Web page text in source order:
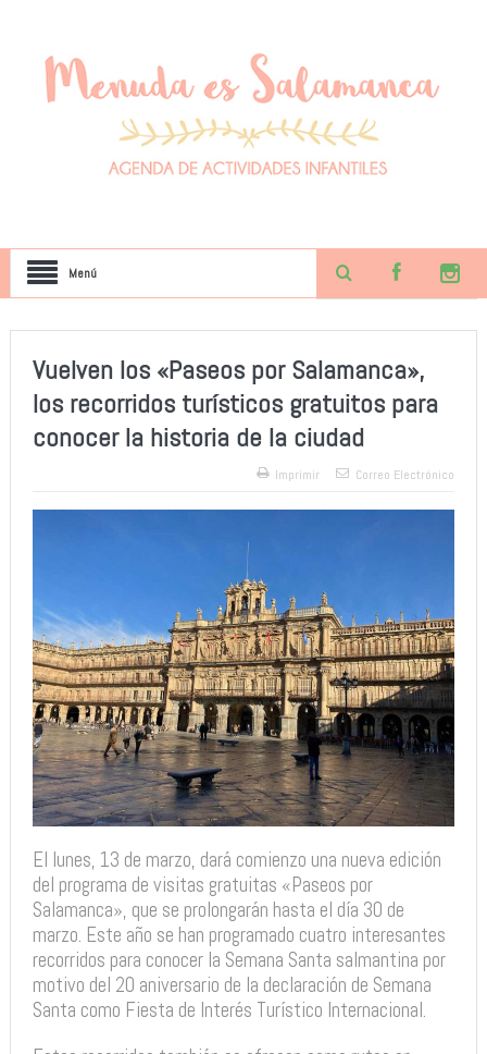
Menú
Vuelven los «Paseos por Salamanca»,
los recorridos turísticos gratuitos para
conocer la historia de la ciudad
Imprimir Correo Electrónico
El lunes, 13 de marzo, dará comienzo una nueva edición
del programa de visitas gratuitas «Paseos por
Salamanca», que se prolongarán hasta el día 30 de
marzo. Este año se han programado cuatro interesantes
recorridos para conocer la Semana Santa salmantina por
motivo del 20 aniversario de la declaración de Semana
Santa como Fiesta de Interés Turístico Internacional.